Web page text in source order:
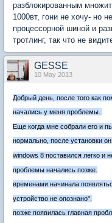
разблокированным
1000вт, гони не хочу- но
процессорной шиной и
тротлинг, так что не
GESSE
10 May 2013
Добрый день, после того как
начались у меня проблемы.
Еще когда мне собрали его и
нормально, после установки
windows 8 поставился легко и
проблемы начались позже.
временами начинала
устройство не опознано".
позже появилась главная